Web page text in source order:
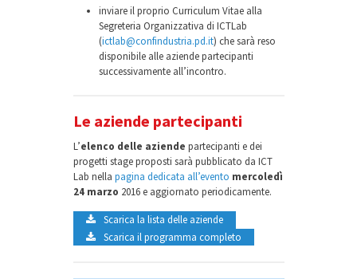
inviare il proprio Curriculum Vitae alla
Segreteria Organizzativa di ICTLab
(ictlab@confindustria.pd.it) che sarà reso
disponibile alle aziende partecipanti
successivamente all’incontro.
Le aziende partecipanti
L’elenco delle aziende partecipanti e dei
progetti stage proposti sarà pubblicato da ICT
Lab nella pagina dedicata all’evento mercoledì
24 marzo 2016 e aggiornato periodicamente.
Scarica la lista delle aziende
Scarica il programma completo